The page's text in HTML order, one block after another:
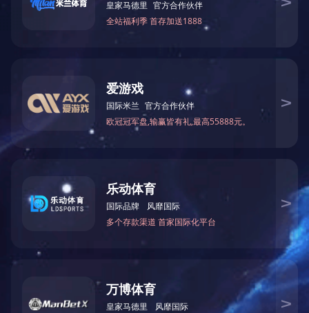
本司将致力于不断的改进产品生产工艺和品质，并且不断的发展新
前进。
以“真诚、务实、优质、高效”为企业宗旨，竭诚为各界人士服务。
地 址：凌海大有临海经济产业区曙光路南侧中央大街东侧
客服热线：0416-3885266